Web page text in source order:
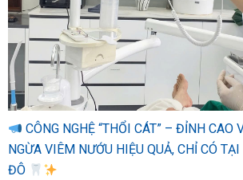
CÔNG NGHỆ “THỔI CÁT” – ĐỈNH CAO
NGỪA VIÊM NƯỚU HIỆU QUẢ, CHỈ CÓ
ĐÔ